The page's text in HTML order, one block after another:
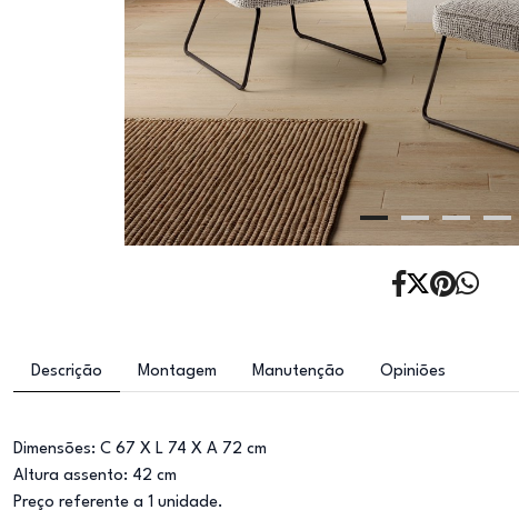
Descrição Montagem Manutenção Opiniões
Dimensões: C 67 X L 74 X A 72 cm
Altura assento: 42 cm
Preço referente a 1 unidade.